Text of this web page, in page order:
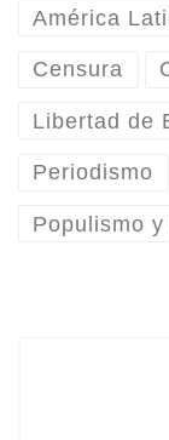
América
Censura
Libertad de
Periodismo
Populismo